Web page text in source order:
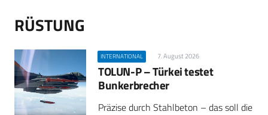
RÜSTUNG
INTERNATIONAL 7. August 2026
TOLUN-P – Türkei testet
Bunkerbrecher
Präzise durch Stahlbeton – das soll die